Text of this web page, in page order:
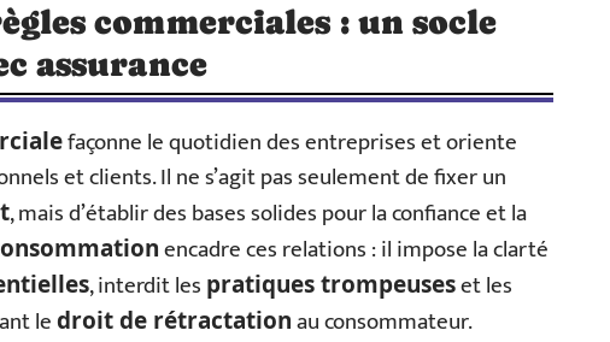
commerciales : un socle
assurance
façonne le quotidien des entreprises et oriente
et clients. Il ne s’agit pas seulement de fixer un
, mais d’établir des bases solides pour la confiance et la
encadre ces relations : il impose la clarté
, interdit les pratiques trompeuseset les
ledroit de rétractationau consommateur.